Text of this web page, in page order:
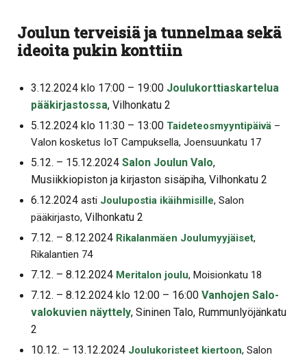
Joulun terveisiä ja tunnelmaa sekä
ideoita pukin konttiin
3.12.2024 klo 17:00 – 19:00 Joulukorttiaskartelua
pääkirjastossa, Vilhonkatu 2
5.12.2024 klo 11:30 – 13:00 Taideteosmyyntipäivä –
Valon kosketus IoT Campuksella, Joensuunkatu 17
5.12. – 15.12.2024 Salon Joulun Valo,
Musiikkiopiston ja kirjaston sisäpiha, Vilhonkatu 2
6.12.2024 asti Joulupostia ikäihmisille, Salon
pääkirjasto, Vilhonkatu 2
7.12. – 8.12.2024 Rikalanmäen Joulumyyjäiset,
Rikalantien 74
7.12. – 8.12.2024 Meritalon joulu, Moisionkatu 18
7.12. – 8.12.2024 klo 12:00 – 16:00 Vanhojen Salo-
valokuvien näyttely, Sininen Talo, Rummunlyöjänkatu
2
10.12. – 13.12.2024 Joulukoristeet kiertoon, Salon